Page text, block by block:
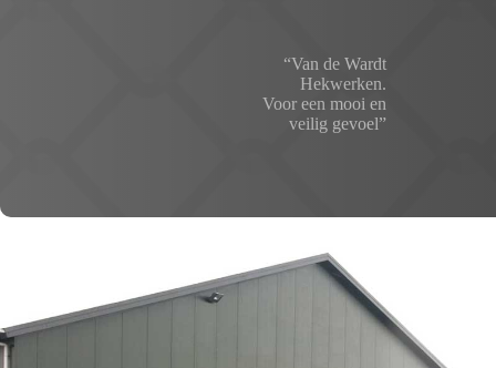
“Van de Wardt
Hekwerken.
Voor een mooi en
veilig gevoel”